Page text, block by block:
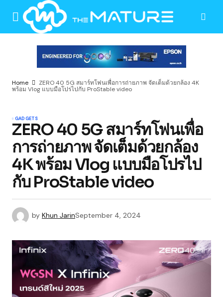
Home
ZERO 40 5G สมาร์ทโฟนเพื่อการถ่ายภาพ จัดเต็มด้วยกล้อง 4K
พร้อม Vlog แบบมือโปรไปกับ ProStable video
GADGETS
ZERO 40 5G สมาร์ทโฟนเพื่อ
การถ่ายภาพ จัดเต็มด้วยกล้อง
4K พร้อม Vlog แบบมือโปรไป
กับ ProStable video
by Khun JarinSeptember 4, 2024